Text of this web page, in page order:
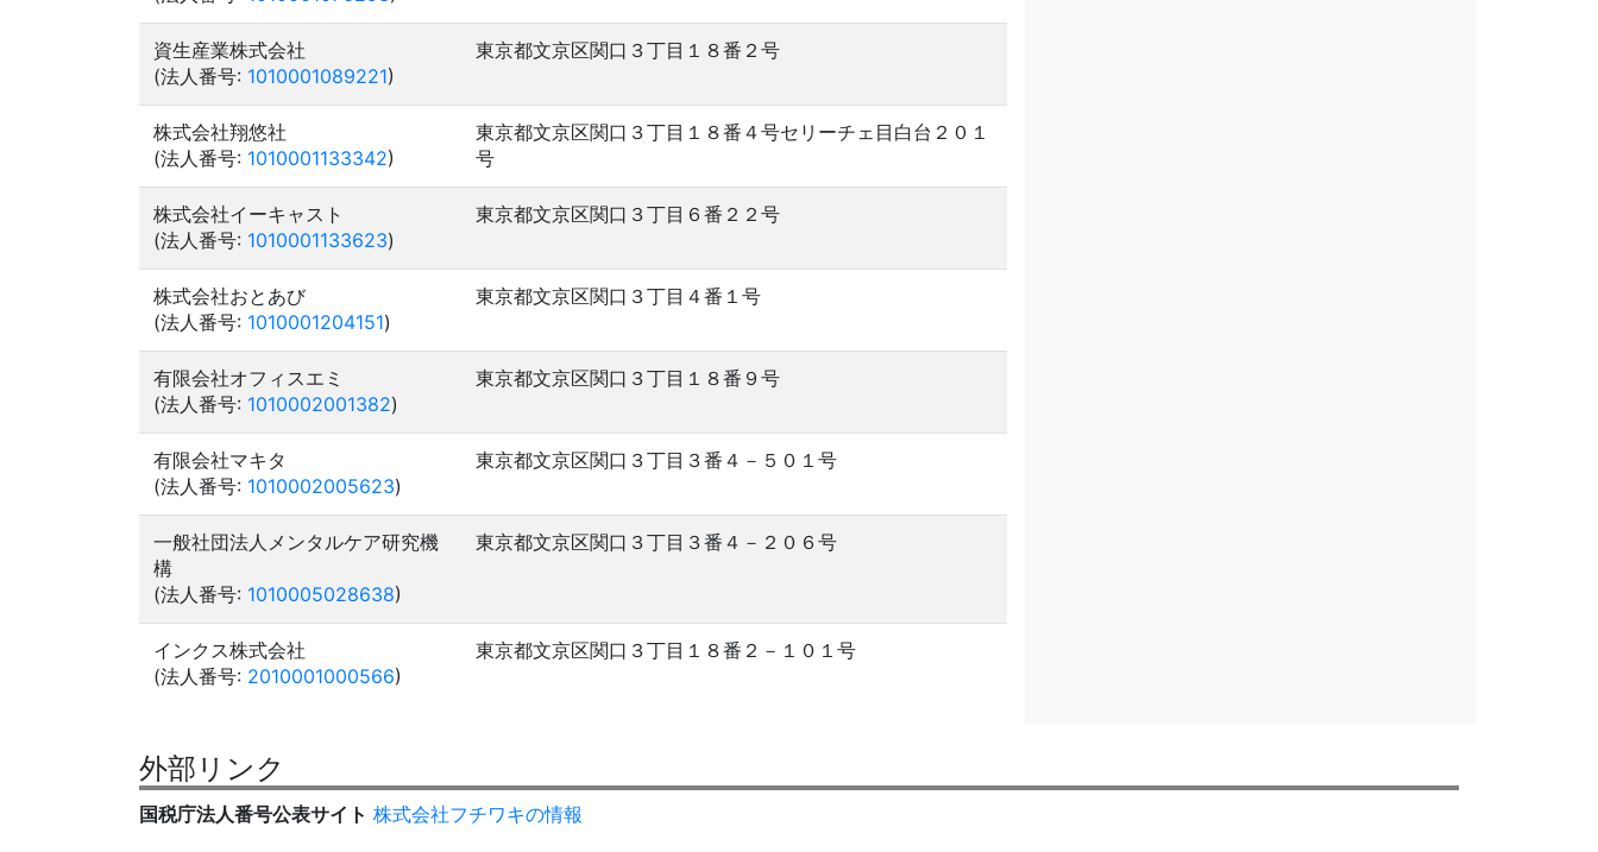
資生産業株式会社
(法人番号: 1010001089221)
東京都文京区関口３丁目１８番２号
株式会社翔悠社
(法人番号: 1010001133342)
東京都文京区関口３丁目１８番４号セリーチェ目白台２０１
号
株式会社イーキャスト
(法人番号: 1010001133623)
東京都文京区関口３丁目６番２２号
株式会社おとあび
(法人番号: 1010001204151)
東京都文京区関口３丁目４番１号
有限会社オフィスエミ
(法人番号: 1010002001382)
東京都文京区関口３丁目１８番９号
有限会社マキタ
(法人番号: 1010002005623)
東京都文京区関口３丁目３番４－５０１号
一般社団法人メンタルケア研究機
構
(法人番号: 1010005028638)
東京都文京区関口３丁目３番４－２０６号
インクス株式会社
(法人番号: 2010001000566)
東京都文京区関口３丁目１８番２－１０１号
外部リンク
国税庁法人番号公表サイト 株式会社フチワキの情報